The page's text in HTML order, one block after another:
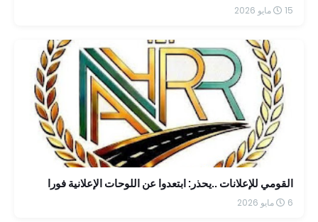
15 مايو 2026
القومي للإعلانات ..يحذر: ابتعدوا عن اللوحات الإعلانية فورا
6 مايو 2026